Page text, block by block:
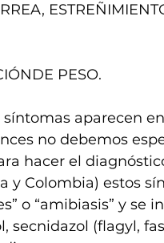
PESO.
aparecen en
no debemos
hacer el
y Colombia) estos
o “amibiasis” y se
secnidazol (flagyl,